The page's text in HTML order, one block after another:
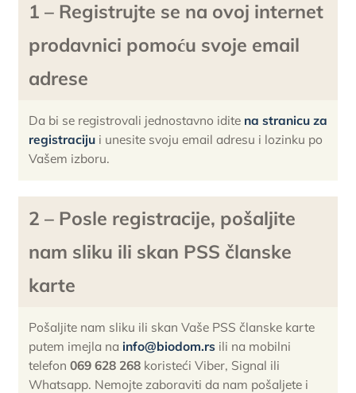
1 – Registrujte se na ovoj internet
prodavnici pomoću svoje email
adrese
Da bi se registrovali jednostavno idite na stranicu za
registracijui unesite svoju email adresu i lozinku po
Vašem izboru.
2 – Posle registracije, pošaljite
nam sliku ili skan PSS članske
karte
Pošaljite nam sliku ili skan Vaše PSS članske karte
putem imejla na info@biodom.rsili na mobilni
telefon 069 628 268koristeći Viber, Signal ili
Whatsapp. Nemojte zaboraviti da nam pošaljete i